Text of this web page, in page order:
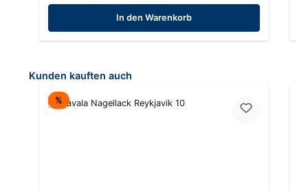
In den Warenkorb
Produktgalerie überspringen
Kunden kauften auch
%Rabatt